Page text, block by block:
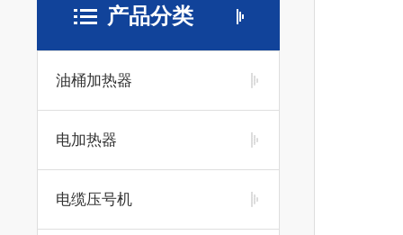
产品分类
油桶加热器
电加热器
电缆压号机